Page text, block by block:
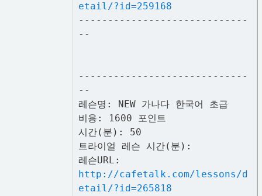
etail/?id=259168
-----------------------------
--
-----------------------------
--
레슨명: NEW 가나다 한국어 초급
비용: 1600 포인트
시간(분): 50
트라이얼 레슨 시간(분):
레슨URL:
http://cafetalk.com/lessons/d
etail/?id=265818